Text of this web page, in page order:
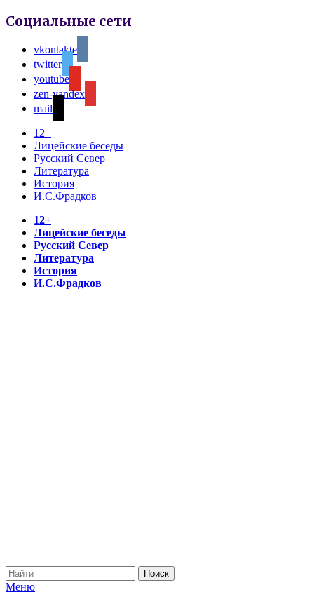
Социальные сети
vkontakte
twitter
youtube
zen-yandex
mail
12+
Лицейские беседы
Русский Север
Литература
История
И.С.Фрадков
12+
Лицейские беседы
Русский Север
Литература
История
И.С.Фрадков
Меню